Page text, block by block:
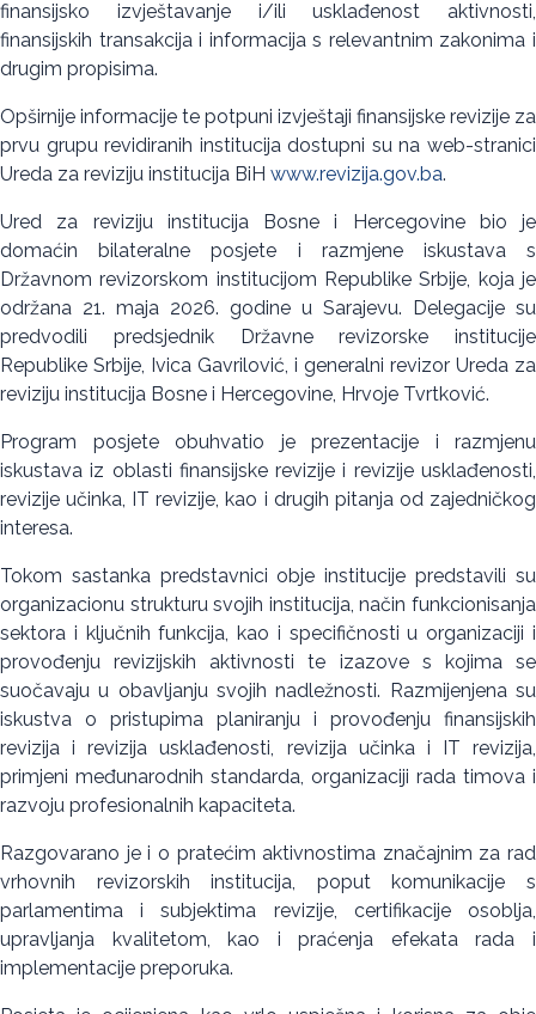
finansijsko izvještavanje i/ili usklađenost aktivnosti,
finansijskih transakcija i informacija s relevantnim zakonima i
drugim propisima.
Opširnije informacije te potpuni izvještaji finansijske revizije za
prvu grupu revidiranih institucija dostupni su na web-stranici
Ureda za reviziju institucija BiH www.revizija.gov.ba.
Ured za reviziju institucija Bosne i Hercegovine bio je
domaćin bilateralne posjete i razmjene iskustava s
Državnom revizorskom institucijom Republike Srbije, koja je
održana 21. maja 2026. godine u Sarajevu. Delegacije su
predvodili predsjednik Državne revizorske institucije
Republike Srbije, Ivica Gavrilović, i generalni revizor Ureda za
reviziju institucija Bosne i Hercegovine, Hrvoje Tvrtković.
Program posjete obuhvatio je prezentacije i razmjenu
iskustava iz oblasti finansijske revizije i revizije usklađenosti,
revizije učinka, IT revizije, kao i drugih pitanja od zajedničkog
interesa.
Tokom sastanka predstavnici obje institucije predstavili su
organizacionu strukturu svojih institucija, način funkcionisanja
sektora i ključnih funkcija, kao i specifičnosti u organizaciji i
provođenju revizijskih aktivnosti te izazove s kojima se
suočavaju u obavljanju svojih nadležnosti. Razmijenjena su
iskustva o pristupima planiranju i provođenju finansijskih
revizija i revizija usklađenosti, revizija učinka i IT revizija,
primjeni međunarodnih standarda, organizaciji rada timova i
razvoju profesionalnih kapaciteta.
Razgovarano je i o pratećim aktivnostima značajnim za rad
vrhovnih revizorskih institucija, poput komunikacije s
parlamentima i subjektima revizije, certifikacije osoblja,
upravljanja kvalitetom, kao i praćenja efekata rada i
implementacije preporuka.